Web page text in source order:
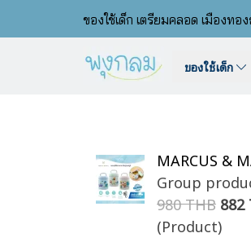
ของใช้เด็ก เตรียมคลอด เมืองท
ของใช้เด็ก
MARCUS &
Group
980 THB 882
(Product)